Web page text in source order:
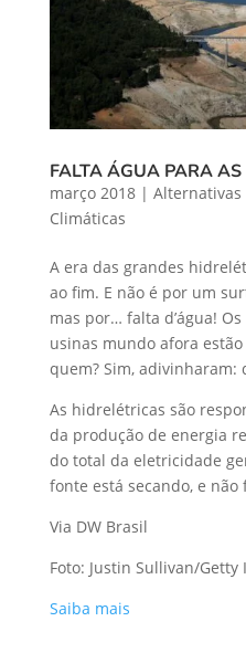
FALTA ÁGUA PARA
março 2018| Alternativas
Climáticas
A era das grandes
ao fim. E não é por um
mas por… falta d’água!
usinas mundo afora
quem? Sim, adivinharam:
As hidrelétricas são
da produção de energia
do total da eletricidade
fonte está secando, e
Via DW Brasil
Foto: Justin Sullivan/Getty
Saiba mais